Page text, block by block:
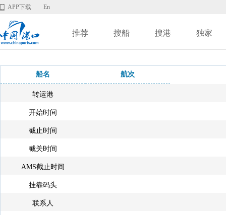
APP下载 En
推荐 搜船 搜港 独家
船名 航次
转运港
开始时间
截止时间
截关时间
AMS截止时间
挂靠码头
联系人